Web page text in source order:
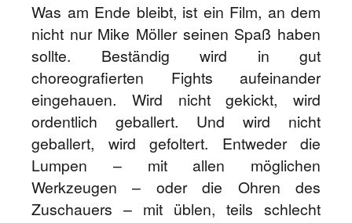
Was am Ende bleibt, ist ein Film, an dem
nicht nur Mike Möller seinen Spaß haben
sollte. Beständig wird in gut
choreografierten Fights aufeinander
eingehauen. Wird nicht gekickt, wird
ordentlich geballert. Und wird nicht
geballert, wird gefoltert. Entweder die
Lumpen – mit allen möglichen
Werkzeugen – oder die Ohren des
Zuschauers – mit üblen, teils schlecht